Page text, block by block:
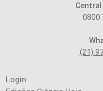
Central
0800
(21)
Login